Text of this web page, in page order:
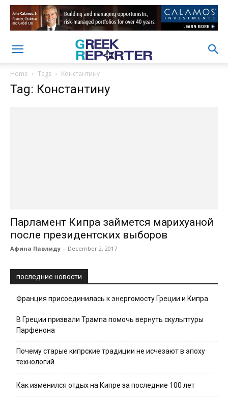
Home Tags Константину
Tag: Константину
Парламент Кипра займется марихуаной
после президентских выборов
Афина Павлиду - December 2, 2017
последние новости
Франция присоединилась к энергомосту Греции и Кипра
В Греции призвали Трампа помочь вернуть скульптуры
Парфенона
Почему старые кипрские традиции не исчезают в эпоху
технологий
Как изменился отдых на Кипре за последние 100 лет